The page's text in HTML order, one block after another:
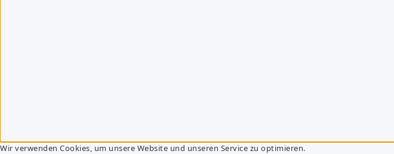
Wir verwenden Cookies, um unsere Website und unseren Service zu optimieren.